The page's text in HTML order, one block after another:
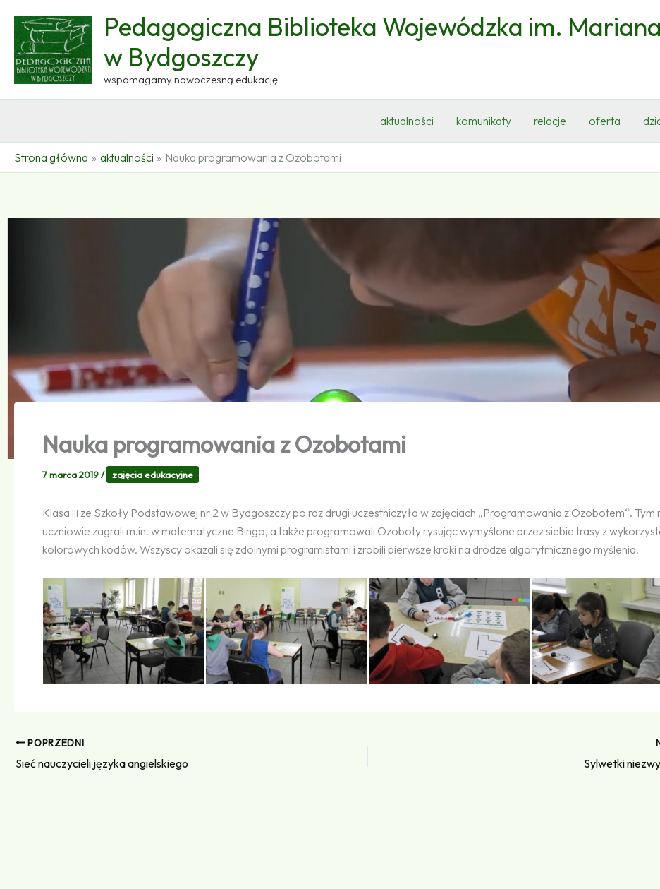
treści
Pedagogiczna Biblioteka Wojewódzka im.
w Bydgoszczy
wspomagamy nowoczesną edukację
aktualności komunikaty relacje oferta
Strona główna aktualności Nauka programowania z Ozobotami
Nauka programowania z Ozobotami
7 marca 2019/ zajęcia edukacyjne
Klasa III ze Szkoły Podstawowej nr 2 w Bydgoszczy po raz drugi uczestniczyła w zajęciach „Programowania z Ozobotem“. Tym
uczniowie zagrali m.in. w matematyczne Bingo, a także programowali Ozoboty rysując wymyślone przez siebie trasy z
kolorowych kodów. Wszyscy okazali się zdolnymi programistami i zrobili pierwsze kroki na drodze algorytmicznego myślenia.
POPRZEDNI
Sieć nauczycieli języka angielskiego Sylwetki